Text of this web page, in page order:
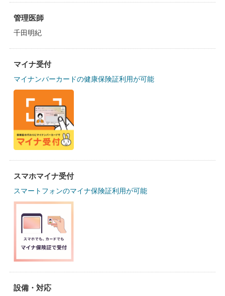
管理医師
千田明紀
マイナ受付
マイナンバーカードの健康保険証利用が可能
スマホマイナ受付
スマートフォンのマイナ保険証利用が可能
設備・対応